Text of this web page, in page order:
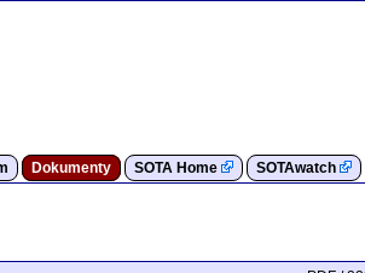
Dokumenty SOTA Home SOTAwatch